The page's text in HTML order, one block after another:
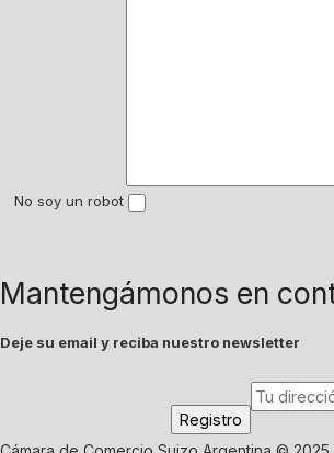
No soy un robot
Mantengámonos en
Deje su email y reciba nuestro newsletter